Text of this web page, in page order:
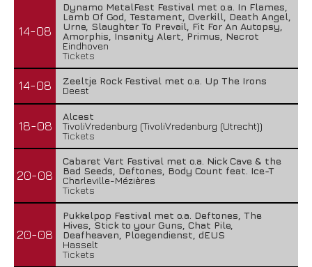
14-08
Dynamo MetalFest Festival met o.a. In Flames,
Lamb Of God, Testament, Overkill, Death Angel,
Urne, Slaughter To Prevail, Fit For An Autopsy,
Amorphis, Insanity Alert, Primus, Necrot
Eindhoven
Tickets
14-08
Zeeltje Rock Festival met o.a. Up The Irons
Deest
18-08
Alcest
TivoliVredenburg (TivoliVredenburg (Utrecht))
Tickets
20-08
Cabaret Vert Festival met o.a. Nick Cave & the
Bad Seeds, Deftones, Body Count feat. Ice-T
Charleville-Mézières
Tickets
20-08
Pukkelpop Festival met o.a. Deftones, The
Hives, Stick to your Guns, Chat Pile,
Deafheaven, Ploegendienst, dEUS
Hasselt
Tickets